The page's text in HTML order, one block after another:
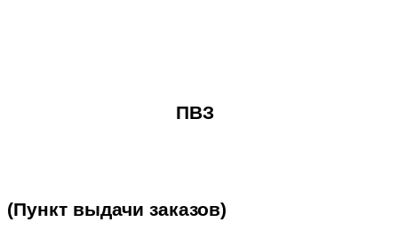
ПВЗ
(Пункт выдачи заказов)